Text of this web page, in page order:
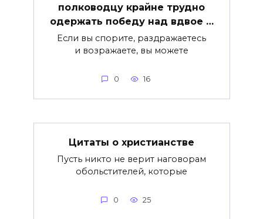
полководцу крайне трудно
одержать победу над вдвое …
Если вы спорите, раздражаетесь
и возражаете, вы можете
0 16
Цитаты о христианстве
Пусть никто не верит наговорам
обольстителей, которые
0 25